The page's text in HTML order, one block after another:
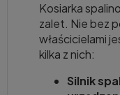
Kosiarka
zalet. Nie bez
właścicielami
kilka z nich:
Silnik